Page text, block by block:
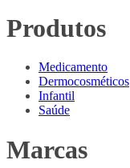
Produtos
Medicamento
Dermocosméticos
Infantil
Saúde
Marcas